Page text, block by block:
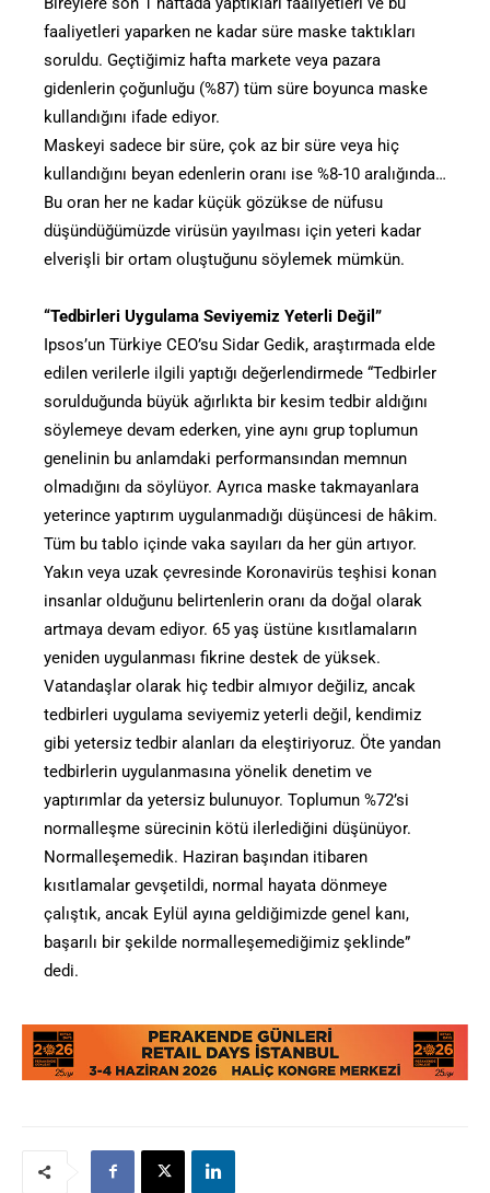
faaliyetleri yaparken ne kadar süre maske taktıkları
soruldu. Geçtiğimiz hafta markete veya pazara
gidenlerin çoğunluğu (%87) tüm süre boyunca maske
kullandığını ifade ediyor.
Maskeyi sadece bir süre, çok az bir süre veya hiç
kullandığını beyan edenlerin oranı ise %8-10 aralığında…
Bu oran her ne kadar küçük gözükse de nüfusu
düşündüğümüzde virüsün yayılması için yeteri kadar
elverişli bir ortam oluştuğunu söylemek mümkün.
“Tedbirleri Uygulama Seviyemiz Yeterli Değil”
Ipsos’un Türkiye CEO’su Sidar Gedik, araştırmada elde
edilen verilerle ilgili yaptığı değerlendirmede “Tedbirler
sorulduğunda büyük ağırlıkta bir kesim tedbir aldığını
söylemeye devam ederken, yine aynı grup toplumun
genelinin bu anlamdaki performansından memnun
olmadığını da söylüyor. Ayrıca maske takmayanlara
yeterince yaptırım uygulanmadığı düşüncesi de hâkim.
Tüm bu tablo içinde vaka sayıları da her gün artıyor.
Yakın veya uzak çevresinde Koronavirüs teşhisi konan
insanlar olduğunu belirtenlerin oranı da doğal olarak
artmaya devam ediyor. 65 yaş üstüne kısıtlamaların
yeniden uygulanması fikrine destek de yüksek.
Vatandaşlar olarak hiç tedbir almıyor değiliz, ancak
tedbirleri uygulama seviyemiz yeterli değil, kendimiz
gibi yetersiz tedbir alanları da eleştiriyoruz. Öte yandan
tedbirlerin uygulanmasına yönelik denetim ve
yaptırımlar da yetersiz bulunuyor. Toplumun %72’si
normalleşme sürecinin kötü ilerlediğini düşünüyor.
Normalleşemedik. Haziran başından itibaren
kısıtlamalar gevşetildi, normal hayata dönmeye
çalıştık, ancak Eylül ayına geldiğimizde genel kanı,
başarılı bir şekilde normalleşemediğimiz şeklinde”
dedi.